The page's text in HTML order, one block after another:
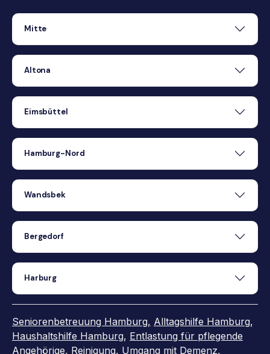
Mitte
Altona
Eimsbüttel
Hamburg-Nord
Wandsbek
Bergedorf
Harburg
Seniorenbetreuung Hamburg, Alltagshilfe Hamburg,
Haushaltshilfe Hamburg, Entlastung für pflegende
Angehörige, Reinigung, Umgang mit Demenz,